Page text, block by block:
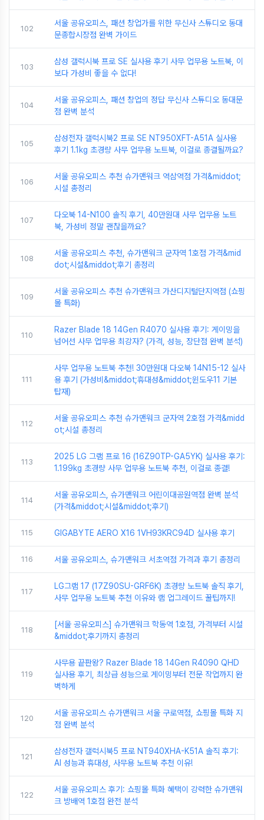
102
서울 공유오피스, 패션 창업가를 위한 무신사 스튜디오 동대
문종합시장점 완벽 가이드
103
삼성 갤럭시북 프로 SE 실사용 후기 사무 업무용 노트북, 이
보다 가성비 좋을 수 없다!
104
서울 공유오피스, 패션 창업의 정답 무신사 스튜디오 동대문
점 완벽 분석
105
삼성전자 갤럭시북2 프로 SE NT950XFT-A51A 실사용
후기 1.1kg 초경량 사무 업무용 노트북, 이걸로 종결될까요?
106
서울 공유오피스 추천 슈가맨워크 역삼역점 가격&middot;
시설 총정리
107
다오북 14-N100 솔직 후기, 40만원대 사무 업무용 노트
북, 가성비 정말 괜찮을까요?
108
서울 공유오피스 추천, 슈가맨워크 군자역 1호점 가격&mid
dot;시설&middot;후기 총정리
109
서울 공유오피스 추천 슈가맨워크 가산디지털단지역점 (쇼핑
몰 특화)
110
Razer Blade 18 14Gen R4070 실사용 후기: 게이밍을
넘어선 사무 업무용 최강자? (가격, 성능, 장단점 완벽 분석)
111
사무 업무용 노트북 추천! 30만원대 다오북 14N15-12 실사
용 후기 (가성비&middot;휴대성&middot;윈도우11 기본
탑재)
112
서울 공유오피스 추천 슈가맨워크 군자역 2호점 가격&midd
ot;시설 총정리
113
2025 LG 그램 프로 16 (16Z90TP-GA5YK) 실사용 후기:
1.199kg 초경량 사무 업무용 노트북 추천, 이걸로 종결!
114
서울 공유오피스, 슈가맨워크 어린이대공원역점 완벽 분석
(가격&middot;시설&middot;후기)
115 GIGABYTE AERO X16 1VH93KRC94D 실사용 후기
116 서울 공유오피스, 슈가맨워크 서초역점 가격과 후기 총정리
117
LG그램 17 (17Z90SU-GRF6K) 초경량 노트북 솔직 후기,
사무 업무용 노트북 추천 이유와 램 업그레이드 꿀팁까지!
118
[서울 공유오피스] 슈가맨워크 학동역 1호점, 가격부터 시설
&middot;후기까지 총정리
119
사무용 끝판왕? Razer Blade 18 14Gen R4090 QHD
실사용 후기, 최상급 성능으로 게이밍부터 전문 작업까지 완
벽하게
120
서울 공유오피스 슈가맨워크 서울 구로역점, 쇼핑몰 특화 지
점 완벽 분석
121
삼성전자 갤럭시북5 프로 NT940XHA-K51A 솔직 후기:
AI 성능과 휴대성, 사무용 노트북 추천 이유!
122
서울 공유오피스 후기: 쇼핑몰 특화 혜택이 강력한 슈가맨워
크 방배역 1호점 완전 분석